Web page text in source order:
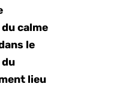
calme
le
lieu